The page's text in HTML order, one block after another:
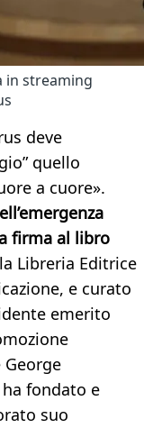
in streaming
deve
quello
a cuore».
firma al libro
Libreria Editrice
e curato
emerito
George
fondato e
suo